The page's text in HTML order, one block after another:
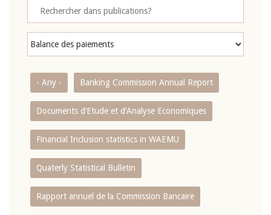
- Any - Banking Commission Annual Report
Documents d’Etude et d’Analyse Economiques
Financial Inclusion statistics in WAEMU
Quaterly Statistical Bulletin
Rapport annuel de la Commission Bancaire